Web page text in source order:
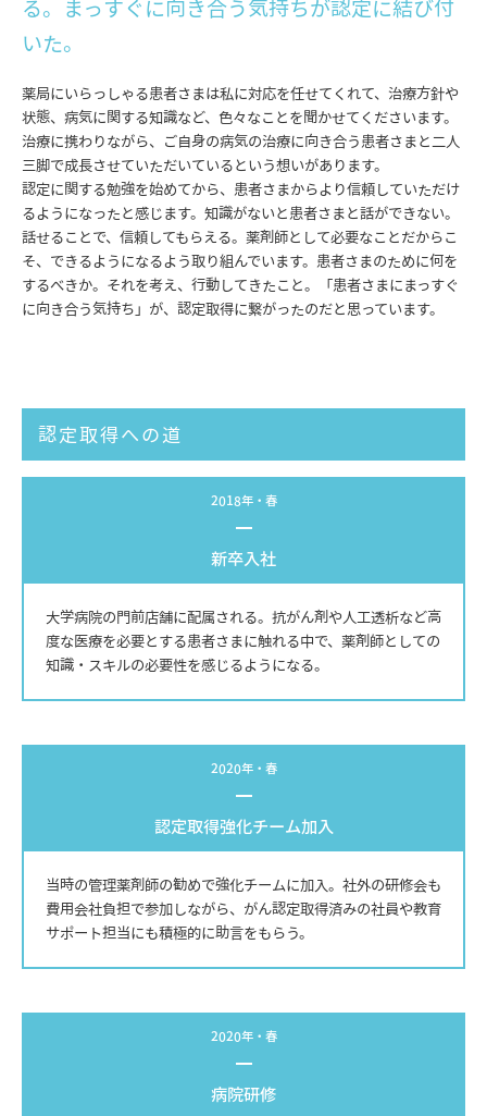
る。まっすぐに向き合う気持ちが認定に結び付
いた。
薬局にいらっしゃる患者さまは私に対応を任せてくれて、治療方針や
状態、病気に関する知識など、色々なことを聞かせてくださいます。
治療に携わりながら、ご自身の病気の治療に向き合う患者さまと二人
三脚で成長させていただいているという想いがあります。
認定に関する勉強を始めてから、患者さまからより信頼していただけ
るようになったと感じます。知識がないと患者さまと話ができない。
話せることで、信頼してもらえる。薬剤師として必要なことだからこ
そ、できるようになるよう取り組んでいます。患者さまのために何を
するべきか。それを考え、行動してきたこと。「患者さまにまっすぐ
に向き合う気持ち」が、認定取得に繋がったのだと思っています。
認定取得への道
2018年・春
新卒入社
大学病院の門前店舗に配属される。抗がん剤や人工透析など高
度な医療を必要とする患者さまに触れる中で、薬剤師としての
知識・スキルの必要性を感じるようになる。
2020年・春
認定取得強化チーム加入
当時の管理薬剤師の勧めで強化チームに加入。社外の研修会も
費用会社負担で参加しながら、がん認定取得済みの社員や教育
サポート担当にも積極的に助言をもらう。
2020年・春
病院研修